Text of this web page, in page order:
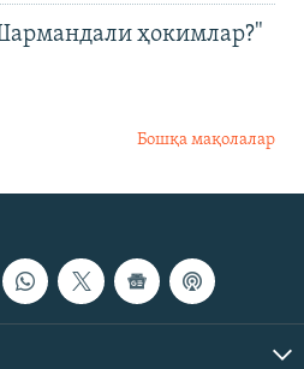
ҳокимлар?"
Бошқа мақолалар